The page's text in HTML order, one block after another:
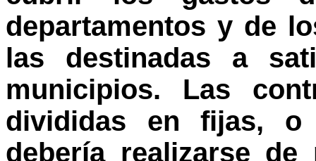
departamentos y de
las destinadas a
municipios. Las
divididas en fijas, o
debería realizarse de